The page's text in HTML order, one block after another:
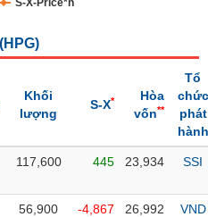
S-X-Price*n
HPG)
Khối
lượng
S-X*
Hòa
vốn**
Tổ
chức
phát
hành
117,600 445 23,934 SSI
56,900 -4,867 26,992 VND